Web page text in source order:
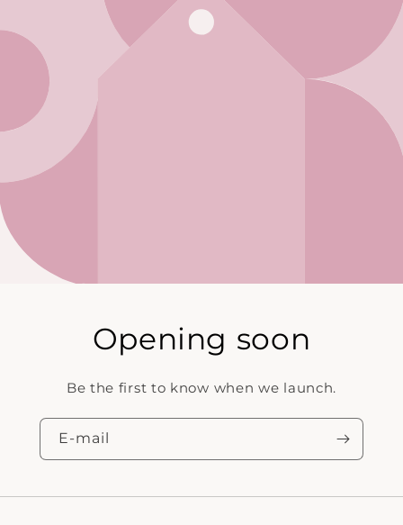
Opening soon
Be the first to know when we launch.
E‑mail